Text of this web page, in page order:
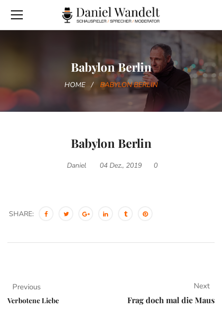
Babylon Berlin
HOME BABYLON BERLIN
Babylon Berlin
Daniel 04 Dez., 2019 0
SHARE:
Previous
Verbotene Liebe
Next
Frag doch mal die Maus